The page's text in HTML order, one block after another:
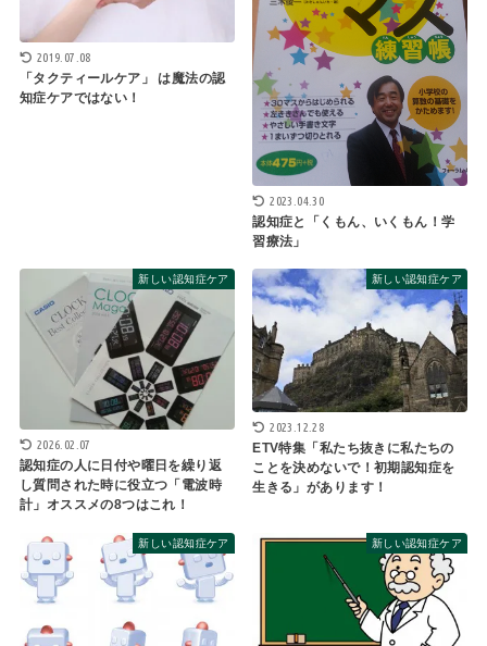
2019.07.08
「タクティールケア」 は魔法の認
知症ケアではない！
2023.04.30
認知症と「くもん、いくもん！学
習療法」
新しい認知症ケア
2026.02.07
認知症の人に日付や曜日を繰り返
し質問された時に役立つ「電波時
計」オススメの8つはこれ！
新しい認知症ケア
2023.12.28
ETV特集「私たち抜きに私たちの
ことを決めないで！初期認知症を
生きる」があります！
新しい認知症ケア 新しい認知症ケア